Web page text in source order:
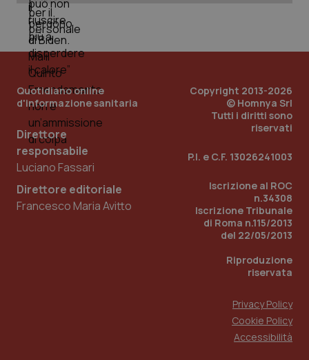
Quotidiano online
d'informazione sanitaria
Direttore
responsabile
Luciano Fassari
Direttore editoriale
Francesco Maria Avitto
Copyright 2013-2026
© Homnya Srl
Tutti i diritti sono
riservati
P.I. e C.F. 13026241003
Iscrizione al ROC
n.34308
Iscrizione Tribunale
di Roma n.115/2013
del 22/05/2013
Riproduzione
riservata
Privacy Policy
Cookie Policy
Accessibilità
_ga
.quotidianosanita.it
mese